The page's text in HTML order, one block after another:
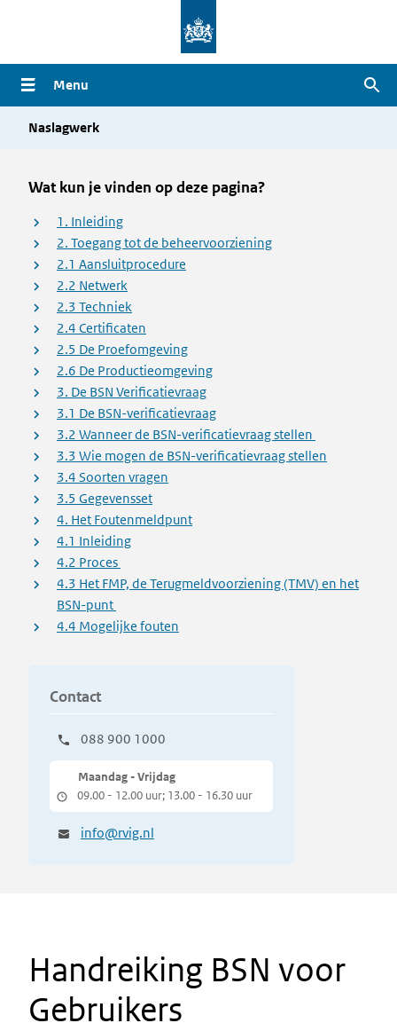
naar
de
inhoud
Menu
Naslagwerk
Wat kun je vinden op deze pagina?
1. Inleiding
2. Toegang tot de beheervoorziening
2.1 Aansluitprocedure
2.2 Netwerk
2.3 Techniek
2.4 Certificaten
2.5 De Proefomgeving
2.6 De Productieomgeving
3. De BSN Verificatievraag
3.1 De BSN-verificatievraag
3.2 Wanneer de BSN-verificatievraag stellen
3.3 Wie mogen de BSN-verificatievraag stellen
3.4 Soorten vragen
3.5 Gegevensset
4. Het Foutenmeldpunt
4.1 Inleiding
4.2 Proces
4.3 Het FMP, de Terugmeldvoorziening (TMV) en het
BSN-punt
4.4 Mogelijke fouten
Contact
088 900 1000
Maandag - Vrijdag
09.00 - 12.00 uur; 13.00 - 16.30 uur
info@rvig.nl
Handreiking BSN voor
Gebruikers